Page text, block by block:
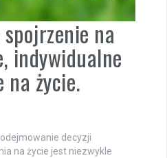
na
indywidualne
na życie.
decyzji
na życie jest niezwykle